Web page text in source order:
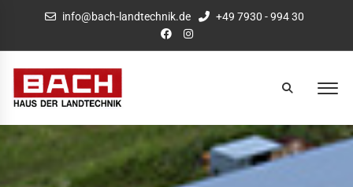
info@bach-landtechnik.de +49 7930 - 994 30